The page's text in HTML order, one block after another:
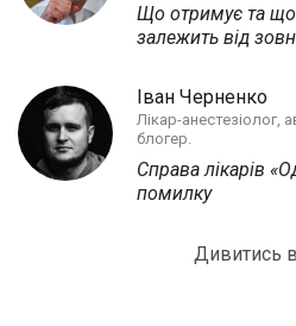
Що отримує та що
залежить від
Іван Черненко
Лікар-анестезіолог,
блогер.
Справа лікарів
помилку
Дивитись